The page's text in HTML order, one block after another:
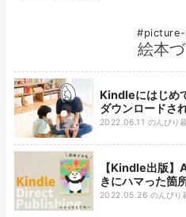
絵本
Kindleにはじめ
ダウンロードさ
2022.06.11 のんびり
【Kindle出版
きにハマった箇
2022.05.26 のんびり